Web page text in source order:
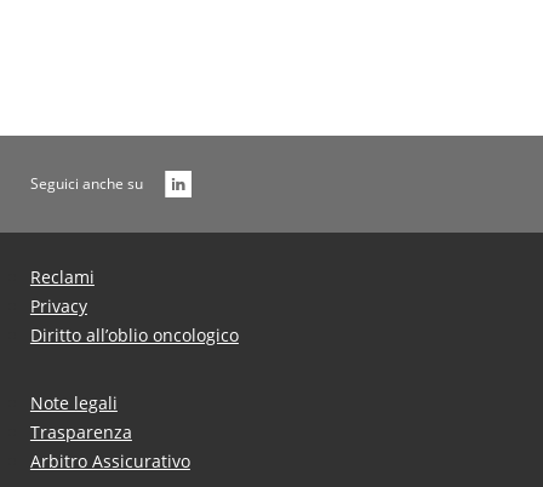
Seguici anche su
Reclami
Privacy
Diritto all’oblio oncologico
Note legali
Trasparenza
Arbitro Assicurativo